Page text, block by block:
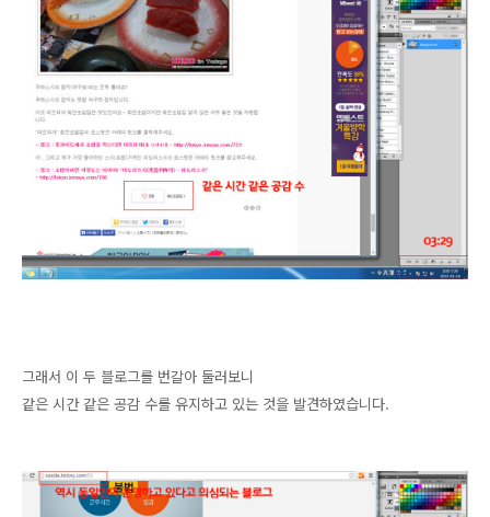
그래서 이 두 블로그를 번갈아 둘러보니
같은 시간 같은 공감 수를 유지하고 있는 것을 발견하였습니다.